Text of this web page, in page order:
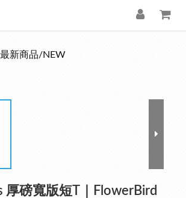
最新商品/NEW
厚磅寬版短T｜FlowerBird